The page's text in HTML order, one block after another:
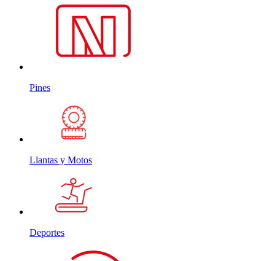
Pines
Llantas y Motos
Deportes